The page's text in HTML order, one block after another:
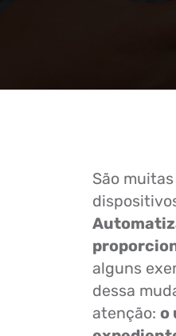
São
alguns
dessa
atenção: o